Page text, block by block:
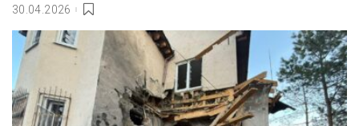
30.04.2026